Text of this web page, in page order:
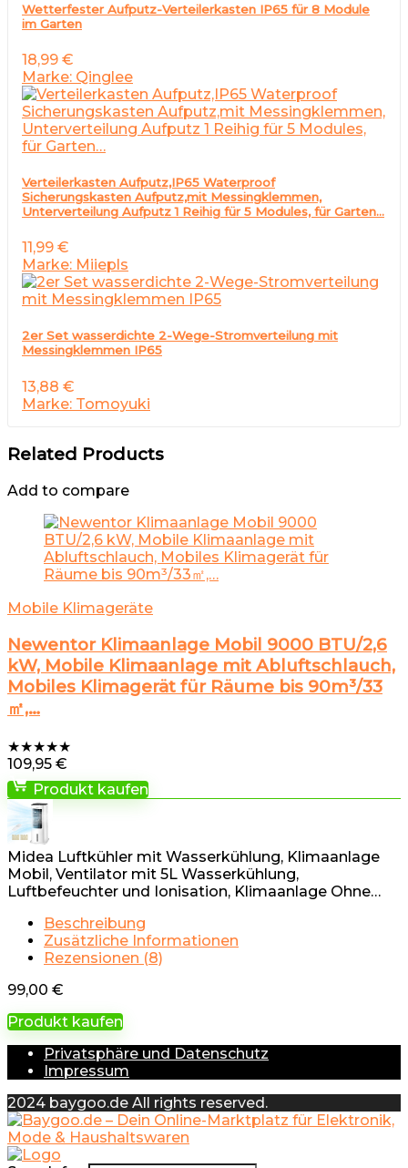
Wetterfester Aufputz-Verteilerkasten IP65 für 8 Module
im Garten
18,99 €
Marke: Qinglee
Verteilerkasten Aufputz,IP65 Waterproof
Sicherungskasten Aufputz,mit Messingklemmen,
Unterverteilung Aufputz 1 Reihig für 5 Modules, für Garten…
11,99 €
Marke: Miiepls
2er Set wasserdichte 2-Wege-Stromverteilung mit
Messingklemmen IP65
13,88 €
Marke: Tomoyuki
Related Products
Add to compare
Mobile Klimageräte
Newentor Klimaanlage Mobil 9000 BTU/2,6
kW, Mobile Klimaanlage mit Abluftschlauch,
Mobiles Klimagerät für Räume bis 90m³/33
㎡,…
★★★★★
109,95 €
Produkt kaufen
Midea Luftkühler mit Wasserkühlung, Klimaanlage
Mobil, Ventilator mit 5L Wasserkühlung,
Luftbefeuchter und Ionisation, Klimaanlage Ohne…
Beschreibung
Zusätzliche Informationen
Rezensionen (8)
99,00 €
Produkt kaufen
Privatsphäre und Datenschutz
Impressum
2024 baygoo.de All rights reserved.